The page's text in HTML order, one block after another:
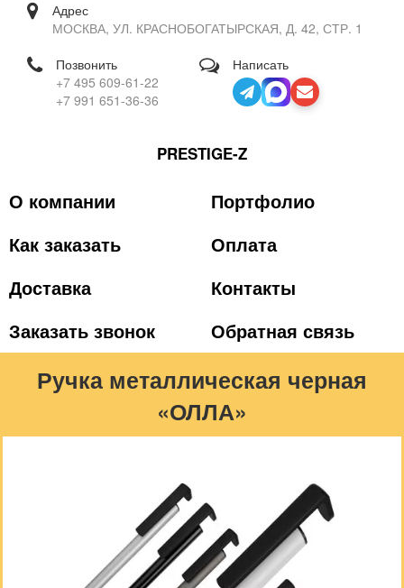
Адрес
МОСКВА, УЛ. КРАСНОБОГАТЫРСКАЯ, Д. 42, СТР. 1
Позвонить
+7 495 609-61-22
+7 991 651-36-36
Написать
PRESTIGE-Z
О компании
Портфолио
Как заказать
Оплата
Доставка
Контакты
Заказать звонок
Обратная связь
Ручка металлическая черная
«ОЛЛА»